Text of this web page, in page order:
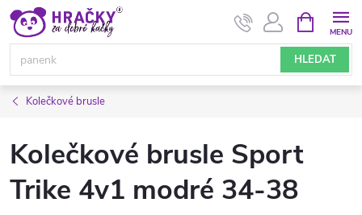
Přejít
obsah
HLEDAT
NÁKUPNÍ
KOŠÍK
Kolečkové brusle
Kolečkové brusle Sport
Trike 4v1 modré 34-38